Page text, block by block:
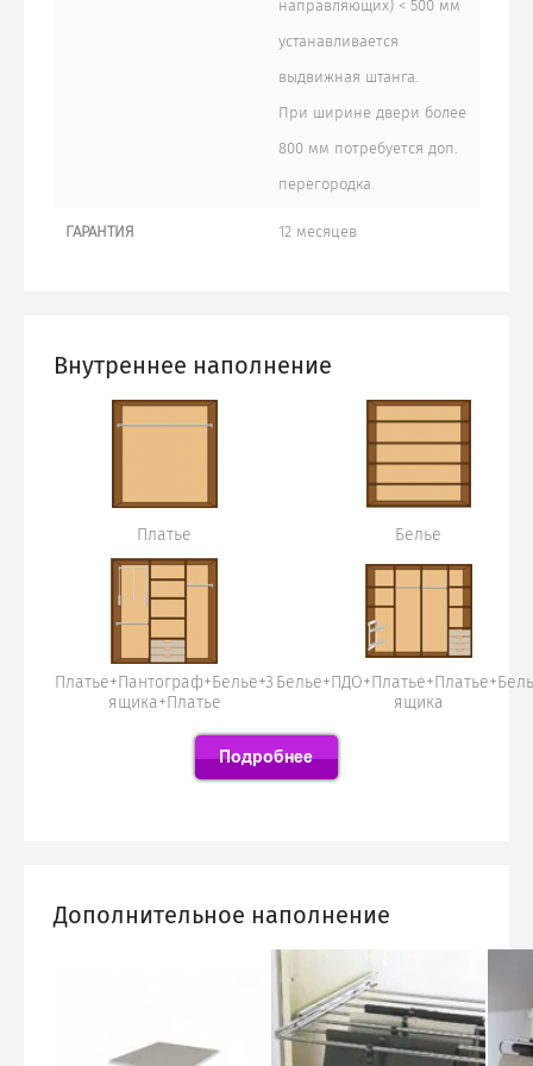
направляющих) < 500 мм
устанавливается
выдвижная штанга.
При ширине двери более
800 мм потребуется доп.
перегородка.
ГАРАНТИЯ 12 месяцев
Внутреннее наполнение
Платье Белье
Платье+Пантограф+Белье+3
ящика+Платье
ящика
Дополнительное наполнение